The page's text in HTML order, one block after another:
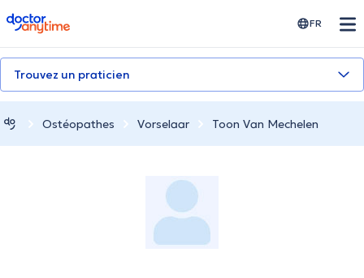
doctoranytime FR
Trouvez un praticien
Ostéopathes Vorselaar Toon Van Mechelen